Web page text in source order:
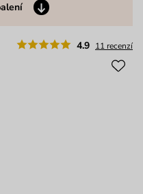
4.9 11 recenzí